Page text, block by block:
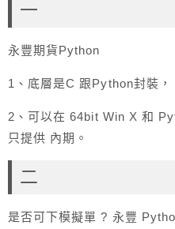
一
永豐期貨Python
1、底層是C 跟Python封裝，
2、可以在 64bit Win X 和
只提供 內期。
二
是否可下模擬單 ? 永豐